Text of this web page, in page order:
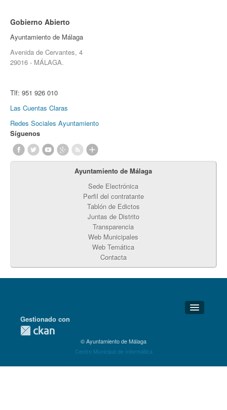
Gobierno Abierto
Ayuntamiento de Málaga
Avenida de Cervantes, 4
29016 - MÁLAGA.
Tlf: 951 926 010
Las Cuentas Claras
Redes Sociales Ayuntamiento
Síguenos
Ayuntamiento de Málaga
Sede Electrónica
Perfil del contratante
Tablón de Edictos
Juntas de Distrito
Transparencia
Web Municipales
Web Temática
Contacta
Detalles Técnicos
Gestionado con
© Ayuntamiento de Málaga
Centro Municipal de Informática